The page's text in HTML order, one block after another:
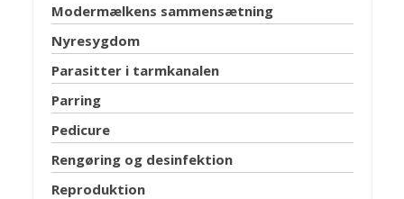
Modermælkens sammensætning
Nyresygdom
Parasitter i tarmkanalen
Parring
Pedicure
Rengøring og desinfektion
Reproduktion